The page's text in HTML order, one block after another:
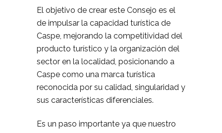
El objetivo de crear este Consejo es el
de impulsar la capacidad turística de
Caspe, mejorando la competitividad del
producto turístico y la organización del
sector en la localidad, posicionando a
Caspe como una marca turística
reconocida por su calidad, singularidad y
sus características diferenciales.
Es un paso importante ya que nuestro